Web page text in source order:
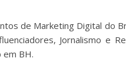
de Marketing Digital do
Jornalismo e
em BH.